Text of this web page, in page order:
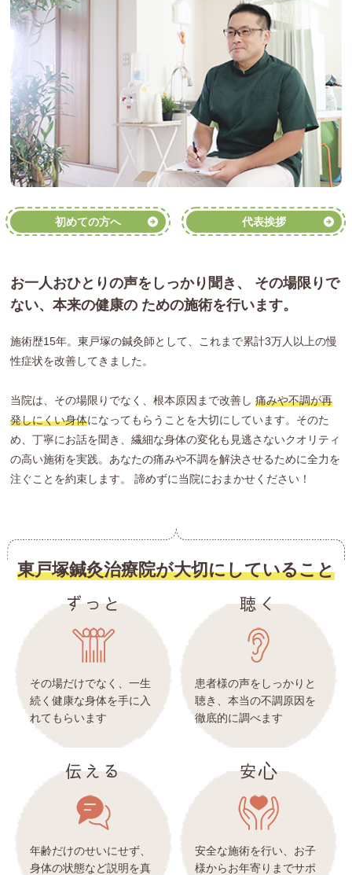
初めての方へ 代表挨拶
お一人おひとりの声をしっかり聞き、 その場限りで
ない、本来の健康の ための施術を行います。
施術歴15年。東戸塚の鍼灸師として、これまで累計3万人以上の慢
性症状を改善してきました。
当院は、その場限りでなく、根本原因まで改善し痛みや不調が再
発しにくい身体になってもらうことを大切にしています。そのた
め、丁寧にお話を聞き、繊細な身体の変化も見逃さないクオリティ
の高い施術を実践。あなたの痛みや不調を解決させるために全力を
注ぐことを約束します。 諦めずに当院におまかせください！
東戸塚鍼灸治療院が大切にしていること
ずっと
その場だけでなく、一生
続く健康な身体を手に入
れてもらいます
聴く
患者様の声をしっかりと
聴き、本当の不調原因を
徹底的に調べます
伝える
年齢だけのせいにせず、
身体の状態など説明を真
安心
安全な施術を行い、お子
様からお年寄りまでサポ